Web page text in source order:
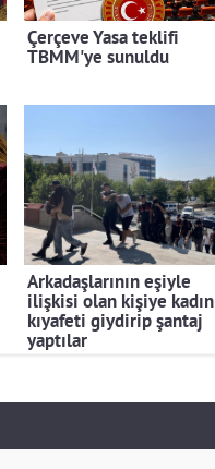
Çerçeve Yasa teklifi
TBMM'ye sunuldu
Arkadaşlarının eşiyle
ilişkisi olan kişiye kadın
kıyafeti giydirip şantaj
yaptılar